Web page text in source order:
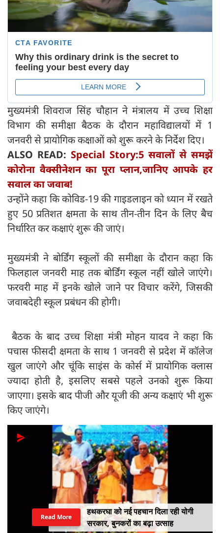
मुख्यमंत्री शिवराज सिंह चौहान ने मंत्रालय में उच्च शिक्षा
विभाग की समीक्षा बैठक के दौरान महाविद्यालयों में 1
जनवरी से प्रायोगिक कक्षाओं को शुरू करने के निर्देश दिए।
ALSO READ: Special Story:5 सवालों से समझें
कोरोना वैक्सीनेशन का पूरा प्लान,जानिए आपके हर
सवाल का जवाब!
उन्होंने कहा कि कोविड-19 की गाइडलाइन को ध्यान में रखते
हुए 50 प्रतिशत क्षमता के साथ तीन-तीन दिन के लिए बैच
निर्धारित कर कक्षाएं शुरू की जाएं।
मुख्यमंत्री ने बोर्डिंग स्कूलों की समीक्षा के दौरान कहा कि
फिलहाल जनवरी माह तक बोर्डिंग स्कूल नहीं खोले जाएंगे।
फरवरी माह में इनके खोले जाने पर विचार करेंगे, जिसकी
जवाबदेही स्कूल प्रबंधन की होगी।
बैठक‌‌ के‌ बाद उच्च शिक्षा ‌मंत्री ‌मोहन यादव ने कहा कि
पचास फीसदी क्षमता‌ के‌‌ साथ 1 जनवरी से प्रदेश में कॉलेज
खुल जाएंगे और चूंकि साइंस के कोर्स में प्रायोगिक ‌क्लास‌
ज्यादा होती है, इसलिए सबसे पहले उनको शुरू किया
जाएगा। इसके बाद पीजी और‌ यूजी‌ की अन्य कक्षाएं भी शुरू
किए जाएंगे।
हथकरघा को नई पहचान दिला रही योगी
सरकार, बुनकरों का बढ़ा उत्साह
Read More